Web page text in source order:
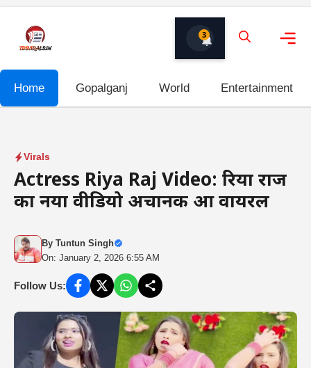
content
3
Home Gopalganj World Entertainment
Virals
Actress Riya Raj Video: रिया राज
का नया वीडियो अचानक हुआ वायरल
By Tuntun Singh
On: January 2, 2026 6:55 AM
Follow Us: